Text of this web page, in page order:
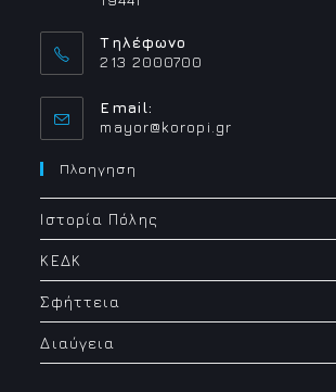
Τηλέφωνο
213 2000700
Email:
mayor@koropi.grOpens
Πλοηγηση
Ιστορία Πόλης
ΚΕΔΚ
Σφήττεια
Διαύγεια